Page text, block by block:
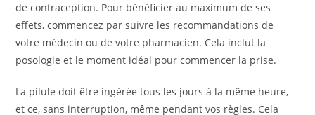
de contraception. Pour bénéficier au maximum de ses
effets, commencez par suivre les recommandations de
votre médecin ou de votre pharmacien. Cela inclut la
posologie et le moment idéal pour commencer la prise.
La pilule doit être ingérée tous les jours à la même heure,
et ce, sans interruption, même pendant vos règles. Cela